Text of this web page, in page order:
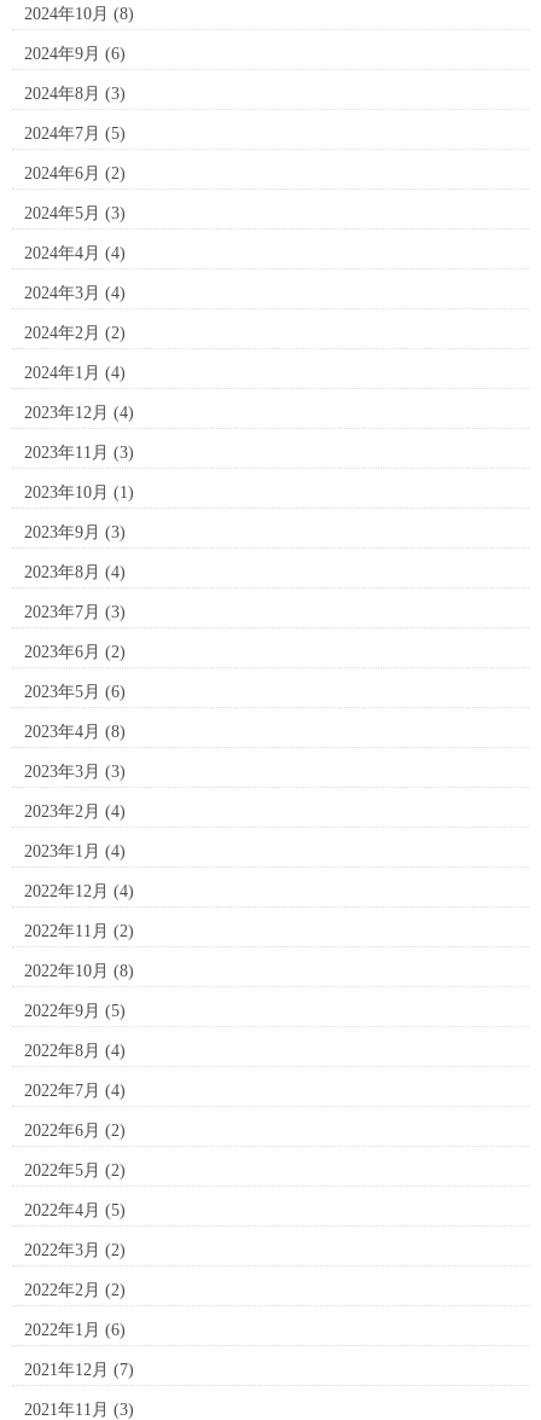
2024年10月 (8)
2024年9月 (6)
2024年8月 (3)
2024年7月 (5)
2024年6月 (2)
2024年5月 (3)
2024年4月 (4)
2024年3月 (4)
2024年2月 (2)
2024年1月 (4)
2023年12月 (4)
2023年11月 (3)
2023年10月 (1)
2023年9月 (3)
2023年8月 (4)
2023年7月 (3)
2023年6月 (2)
2023年5月 (6)
2023年4月 (8)
2023年3月 (3)
2023年2月 (4)
2023年1月 (4)
2022年12月 (4)
2022年11月 (2)
2022年10月 (8)
2022年9月 (5)
2022年8月 (4)
2022年7月 (4)
2022年6月 (2)
2022年5月 (2)
2022年4月 (5)
2022年3月 (2)
2022年2月 (2)
2022年1月 (6)
2021年12月 (7)
2021年11月 (3)